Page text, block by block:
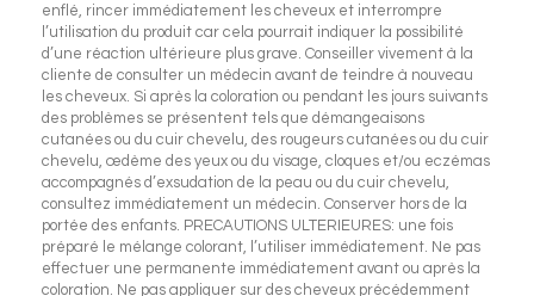
enflé, rincer immédiatement les cheveux et interrompre
l’utilisation du produit car cela pourrait indiquer la possibilité
d’une réaction ultérieure plus grave. Conseiller vivement à la
cliente de consulter un médecin avant de teindre à nouveau
les cheveux. Si après la coloration ou pendant les jours suivants
des problèmes se présentent tels que démangeaisons
cutanées ou du cuir chevelu, des rougeurs cutanées ou du cuir
chevelu, œdème des yeux ou du visage, cloques et/ou eczémas
accompagnés d’exsudation de la peau ou du cuir chevelu,
consultez immédiatement un médecin. Conserver hors de la
portée des enfants. PRECAUTIONS ULTERIEURES: une fois
préparé le mélange colorant, l’utiliser immédiatement. Ne pas
effectuer une permanente immédiatement avant ou après la
coloration. Ne pas appliquer sur des cheveux précédemment